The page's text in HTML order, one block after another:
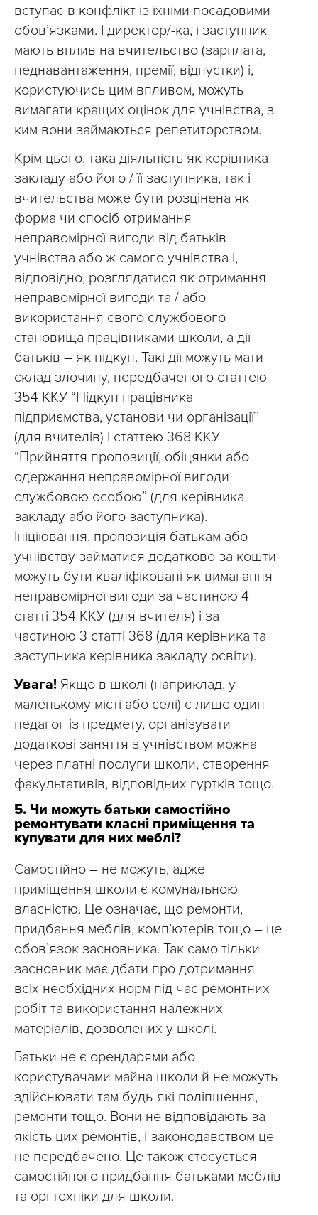
вступає в конфлікт із їхніми посадовими
обов’язками. І директор/-ка, і заступник
мають вплив на вчительство (зарплата,
педнавантаження, премії, відпустки) і,
користуючись цим впливом, можуть
вимагати кращих оцінок для учнівства, з
ким вони займаються репетиторством.
Крім цього, така діяльність як керівника
закладу або його / її заступника, так і
вчительства може бути розцінена як
форма чи спосіб отримання
неправомірної вигоди від батьків
учнівства або ж самого учнівства і,
відповідно, розглядатися як отримання
неправомірної вигоди та / або
використання свого службового
становища працівниками школи, а дії
батьків – як підкуп. Такі дії можуть мати
склад злочину, передбаченого статтею
354 ККУ “Підкуп працівника
підприємства, установи чи організації”
(для вчителів) і статтею 368 ККУ
“Прийняття пропозиції, обіцянки або
одержання неправомірної вигоди
службовою особою” (для керівника
закладу або його заступника).
Ініціювання, пропозиція батькам або
учнівству займатися додатково за кошти
можуть бути кваліфіковані як вимагання
неправомірної вигоди за частиною 4
статті 354 ККУ (для вчителя) і за
частиною 3 статті 368 (для керівника та
заступника керівника закладу освіти).
Увага! Якщо в школі (наприклад, у
маленькому місті або селі) є лише один
педагог із предмету, організувати
додаткові заняття з учнівством можна
через платні послуги школи, створення
факультативів, відповідних гуртків тощо.
5. Чи можуть батьки самостійно
ремонтувати класні приміщення та
купувати для них меблі?
Самостійно – не можуть, адже
приміщення школи є комунальною
власністю. Це означає, що ремонти,
придбання меблів, комп’ютерів тощо – це
обов’язок засновника. Так само тільки
засновник має дбати про дотримання
всіх необхідних норм під час ремонтних
робіт та використання належних
матеріалів, дозволених у школі.
Батьки не є орендарями або
користувачами майна школи й не можуть
здійснювати там будь-які поліпшення,
ремонти тощо. Вони не відповідають за
якість цих ремонтів, і законодавством це
не передбачено. Це також стосується
самостійного придбання батьками меблів
та оргтехніки для школи.